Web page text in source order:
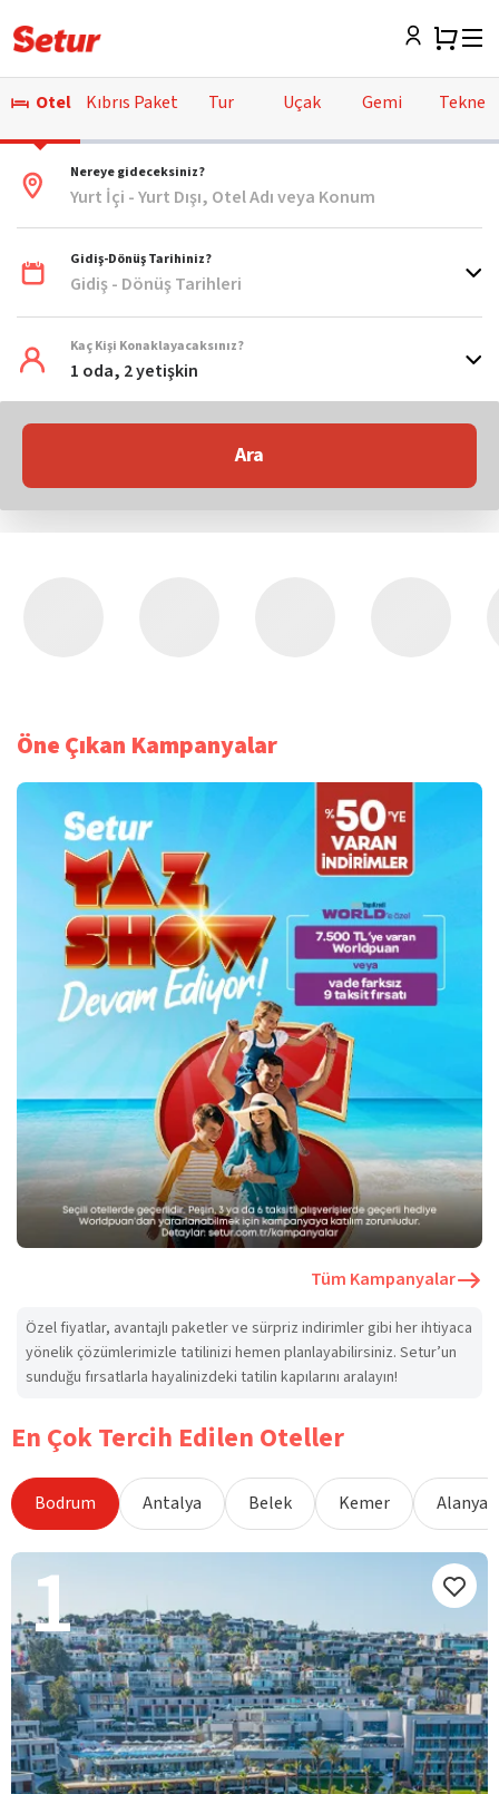
Otel Kıbrıs Paket Tur Uçak Gemi Tekne
Nereye gideceksiniz?
Yurt İçi - Yurt Dışı, Otel Adı veya Konum
Gidiş-Dönüş Tarihiniz?
Gidiş - Dönüş Tarihleri
Kaç Kişi Konaklayacaksınız?
1 oda, 2 yetişkin
Ara
Öne Çıkan Kampanyalar
Tüm Kampanyalar
Özel fiyatlar, avantajlı paketler ve sürpriz indirimler gibi her ihtiyaca
yönelik çözümlerimizle tatilinizi hemen planlayabilirsiniz. Setur’un
sunduğu fırsatlarla hayalinizdeki tatilin kapılarını aralayın!
En Çok Tercih Edilen Oteller
Bodrum Antalya Belek Kemer Alanya
1